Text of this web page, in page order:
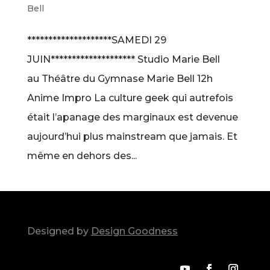
Bell
********************SAMEDI 29
JUIN******************** Studio Marie Bell
au Théâtre du Gymnase Marie Bell 12h
Anime Impro La culture geek qui autrefois
était l’apanage des marginaux est devenue
aujourd’hui plus mainstream que jamais. Et
même en dehors des...
Designed by Design Goodness